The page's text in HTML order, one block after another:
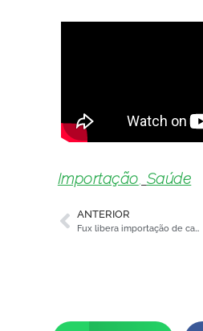
Importação Saúde
ANTERIOR
Fux libera importação de camarão da Argentina